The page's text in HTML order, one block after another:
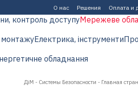
О нас Решения Оплата и
контроль доступуМережеве
монтажуЕлектрика, інструменти
обладнання
ДіМ - Системы Безопасности - Главная